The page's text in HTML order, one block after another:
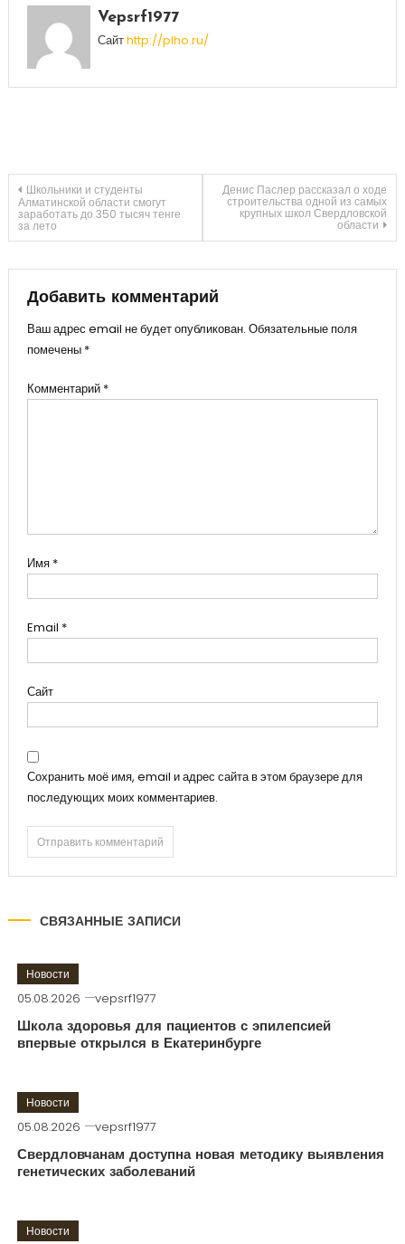
Vepsrf1977
Сайтhttp://plho.ru/
Навигация
по
записям
Школьники и студенты
Алматинской области смогут
заработать до 350 тысяч тенге
за лето
Денис Паслер рассказал о ходе
строительства одной из самых
крупных школ Свердловской
области
Добавить комментарий
Ваш адрес email не будет опубликован. Обязательные поля
помечены *
Комментарий *
Имя *
Email *
Сайт
Сохранить моё имя, email и адрес сайта в этом браузере для
последующих моих комментариев.
СВЯЗАННЫЕ ЗАПИСИ
Новости
05.08.2026 vepsrf1977
Школа здоровья для пациентов с эпилепсией
впервые открылся в Екатеринбурге
Новости
05.08.2026 vepsrf1977
Свердловчанам доступна новая методику выявления
генетических заболеваний
Новости